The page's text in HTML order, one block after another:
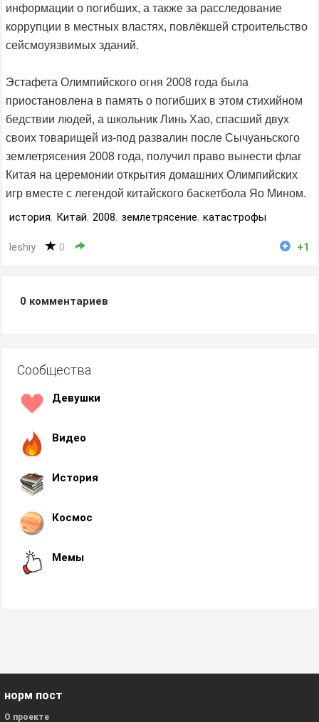
информации о погибших, а также за расследование
коррупции в местных властях, повлёкшей строительство
сейсмоуязвимых зданий.
Эстафета Олимпийского огня 2008 года была
приостановлена в память о погибших в этом стихийном
бедствии людей, а школьник Линь Хао, спасший двух
своих товарищей из-под развалин после Сычуаньского
землетрясения 2008 года, получил право вынести флаг
Китая на церемонии открытия домашних Олимпийских
игр вместе с легендой китайского баскетбола Яо Мином.
история, Китай, 2008, землетрясение, катастрофы
leshiy 0 +1
0 комментариев
Сообщества
Девушки
Видео
История
Космос
Мемы
норм пост
О проекте